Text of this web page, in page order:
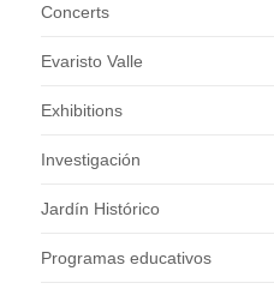
Concerts
Evaristo Valle
Exhibitions
Investigación
Jardín Histórico
Programas educativos